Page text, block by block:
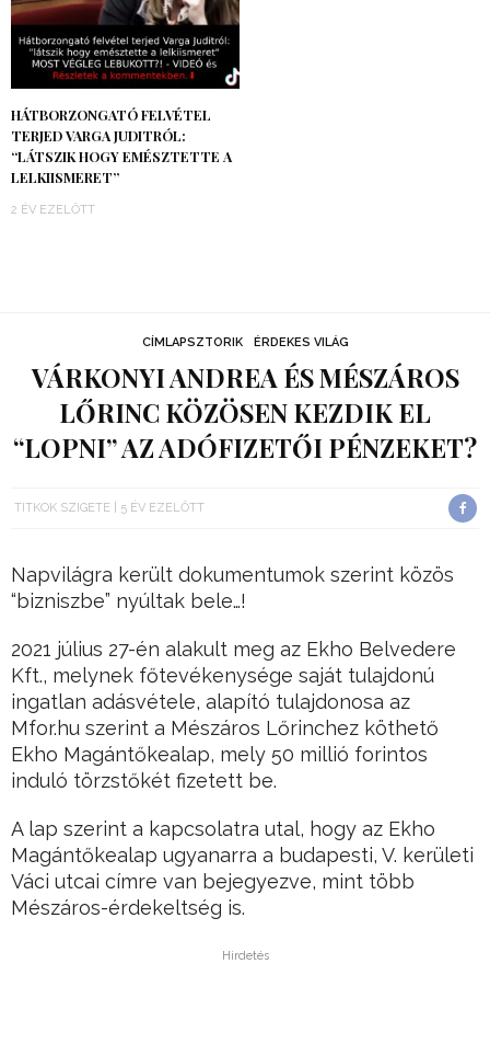
HÁTBORZONGATÓ FELVÉTEL
TERJED VARGA JUDITRÓL:
“LÁTSZIK HOGY EMÉSZTETTE A
LELKIISMERET”
2 ÉV EZELŐTT
CÍMLAPSZTORIK ÉRDEKES VILÁG
VÁRKONYI ANDREA ÉS MÉSZÁROS
LŐRINC KÖZÖSEN KEZDIK EL
“LOPNI” AZ ADÓFIZETŐI PÉNZEKET?
TITKOK SZIGETE 5 ÉV EZELŐTT
Napvilágra került dokumentumok szerint közös
“bizniszbe” nyúltak bele…!
2021 július 27-én alakult meg az Ekho Belvedere
Kft., melynek főtevékenysége saját tulajdonú
ingatlan adásvétele, alapító tulajdonosa az
Mfor.hu szerint a Mészáros Lőrinchez köthető
Ekho Magántőkealap, mely 50 millió forintos
induló törzstőkét fizetett be.
A lap szerint a kapcsolatra utal, hogy az Ekho
Magántőkealap ugyanarra a budapesti, V. kerületi
Váci utcai címre van bejegyezve, mint több
Mészáros-érdekeltség is.
Hirdetés